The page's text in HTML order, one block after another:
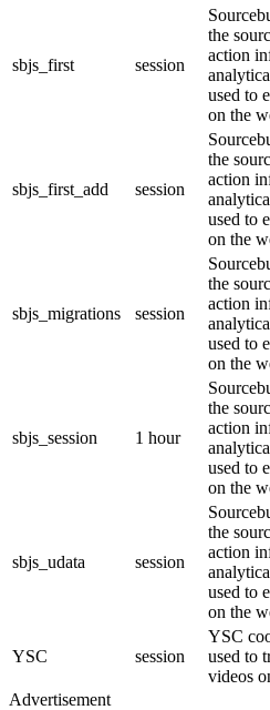
sbjs_first session
the
action
used to
on the
sbjs_first_add session
the
action
used to
on the
sbjs_migrations session
the
action
used to
on the
sbjs_session 1 hour
the
action
used to
on the
sbjs_udata session
the
action
used to
on the
YSC session
YSC
used to
videos
Advertisement